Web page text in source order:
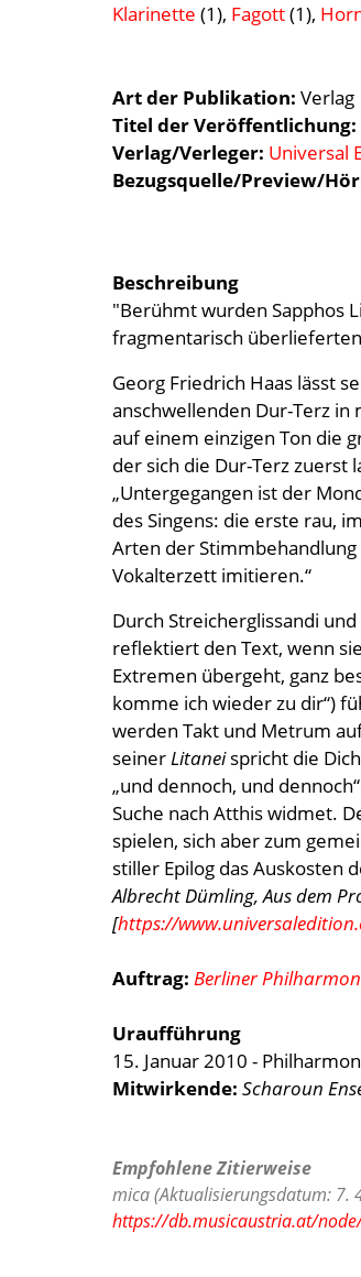
Klarinette (1), Fagott(1),
Art der Publikation Verlag
Titel der Veröffentlichung
Verlag/Verleger Universal
Bezugsquelle/Preview/
Beschreibung
"Berühmt wurden Sapphos
fragmentarisch
Georg Friedrich Haas lässt
anschwellenden Dur-Terz
auf einem einzigen Ton die
der sich die Dur-Terz zuerst
„Untergegangen ist der
des Singens: die erste rau,
Arten der
Vokalterzett imitieren.“
Durch Streicherglissandi
reflektiert den Text, wenn
Extremen übergeht, ganz
komme ich wieder zu dir“)
werden Takt und Metrum
seinerLitaneispricht die
„und dennoch, und
Suche nach Atthis widmet.
spielen, sich aber zum
stiller Epilog das Auskosten
Albrecht Dümling, Aus dem
[https://
Auftrag: Berliner
Uraufführung
15. Januar 2010 -
Mitwirkende: Scharoun
Empfohlene Zitierweise
mica (Aktualisierungsdatum: 7.
https://db.musicaustria.at/